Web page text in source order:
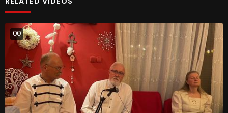
00